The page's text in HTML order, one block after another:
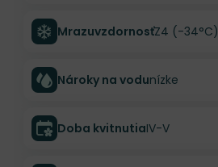
MrazuvzdornosťZ4 (-34°C)
Nároky na vodunízke
Doba kvitnutiaIV-V